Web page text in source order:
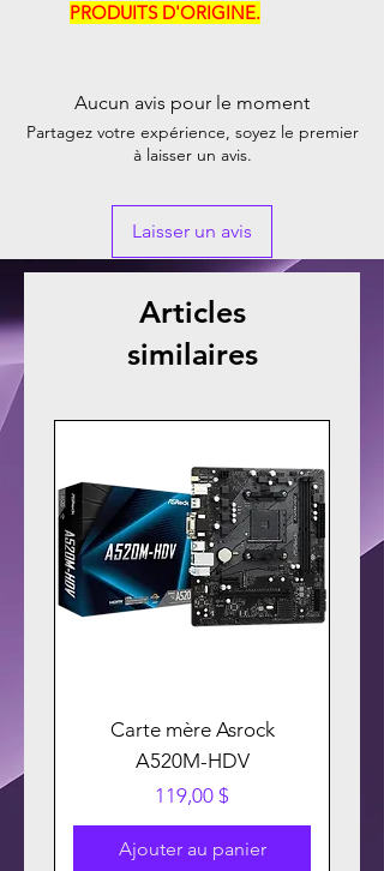
PRODUITS D'ORIGINE.
Aucun avis pour le moment
Partagez votre expérience, soyez le premier
à laisser un avis.
Laisser un avis
Articles
similaires
Carte mère Asrock
A520M-HDV
Prix
119,00 $
Ajouter au panier